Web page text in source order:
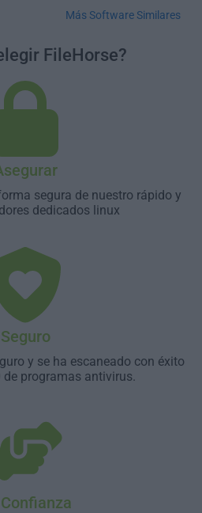
Más Software Similares
FileHorse?
segura de nuestro rápido y
dedicados linux
Seguro
y se ha escaneado con éxito
de programas antivirus.